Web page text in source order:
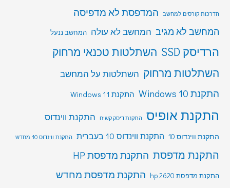
הדרכות קורסים למחשב המדפסת לא מדפיסה
המחשב לא מגיב המחשב לא עולה המחשב ננעל
הרדיסק SSD
השתלטות טכנאי מרחוק
השתלטות מרחוק השתלטות על המחשב
התקנת Windows 10 התקנת Windows 11
התקנת אופיס התקנת דיסק קשיח התקנת ווינדוס
התקנת ווינדוס 10 התקנת ווינדוס 10 בעברית התקנת ווינדוס 10 מחדש
התקנת מדפסת התקנת מדפסת HP
התקנת מדפסת hp 2620 התקנת מדפסת מחדש